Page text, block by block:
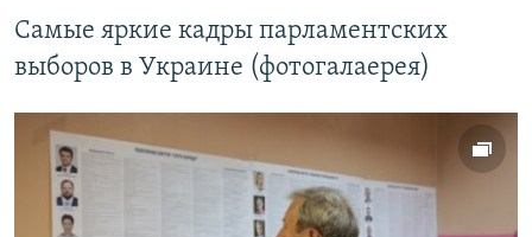
Самые яркие кадры парламентских
выборов в Украине (фотогалаерея)